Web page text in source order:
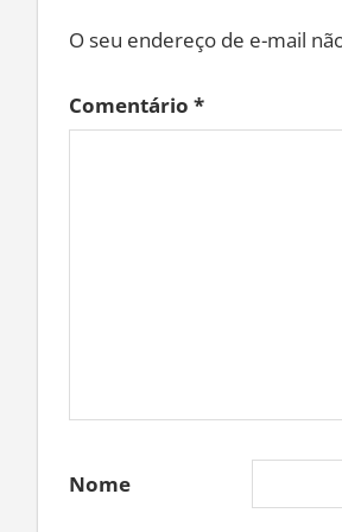
O seu endereço de e-mail
Comentário *
Nome